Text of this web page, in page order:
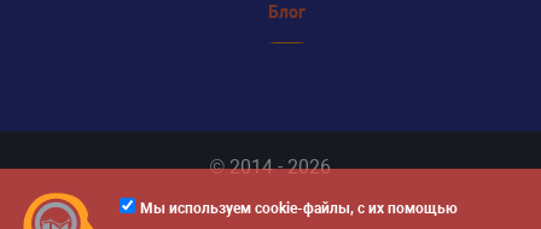
Мы используем cookie-файлы, с их помощью
Блог
© 2014 - 2026